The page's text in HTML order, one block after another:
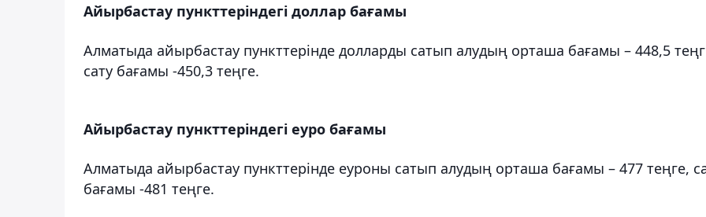
Айырбастау пункттеріндегі доллар бағамы
Алматыда айырбастау пункттерінде долларды сатып алудың орташа бағамы – 448,5
сату бағамы -450,3 теңге.
Айырбастау пункттеріндегі еуро бағамы
Алматыда айырбастау пункттерінде еуроны сатып алудың орташа бағамы – 477 теңге,
бағамы -481 теңге.